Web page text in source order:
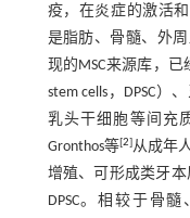
疫，在炎症的激活
是脂肪、骨髓、外
现的MSC来源库，
stem cells，DPSC
乳头干细胞等间充
Gronthos等[2]从成年
增殖、可形成类牙
DPSC。相较于骨